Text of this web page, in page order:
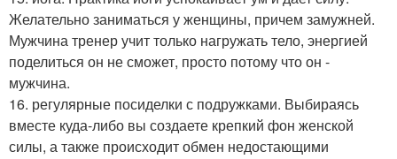
Желательно заниматься у женщины, причем замужней.
Мужчина тренер учит только нагружать тело, энергией
поделиться он не сможет, просто потому что он -
мужчина.
16. регулярные посиделки с подружками. Выбираясь
вместе куда-либо вы создаете крепкий фон женской
силы, а также происходит обмен недостающими